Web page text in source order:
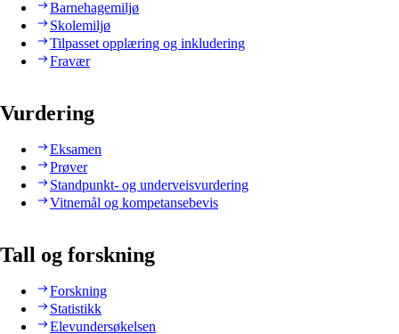
Barnehagemiljø
Skolemiljø
Tilpasset opplæring og inkludering
Fravær
Vurdering
Eksamen
Prøver
Standpunkt- og underveisvurdering
Vitnemål og kompetansebevis
Tall og forskning
Forskning
Statistikk
Elevundersøkelsen